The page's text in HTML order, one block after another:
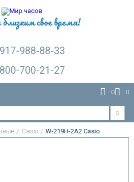
свое время!
988-88-33
700-21-27
0 0
/ Casio / W-219H-2A2 Casio